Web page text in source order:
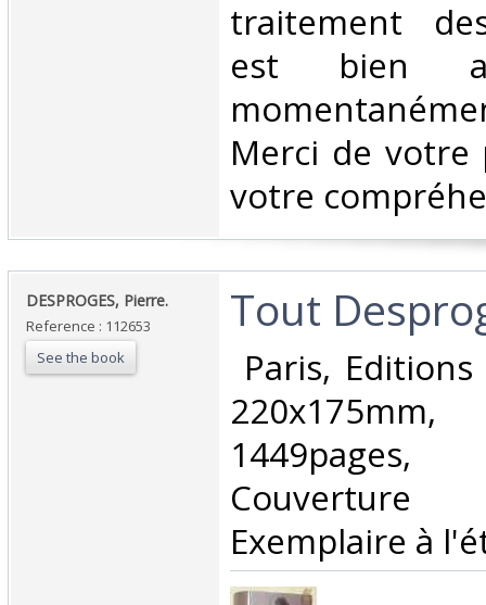
traitement
est bien
Merci de votre
votre
‎DESPROGES, Pierre.‎
Reference : 112653
See the book
‎Tout
Paris,
Exemplaire à